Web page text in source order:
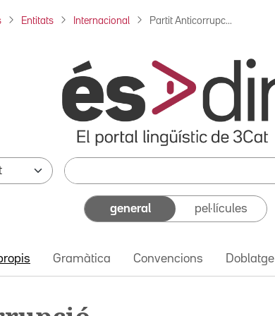
Entitats Internacional Partit Anticorrupc...
general pel·lícules
Gramàtica Convencions Doblatge